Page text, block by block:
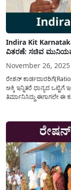
Indira Kit
ವಿತರಣೆ: ಸಚಿವ
November 26, 2025
ರೇಶನ್
ಅಕ್ಕಿ ಇನ್ನಿತರೆ ಧಾನ್ಯದ
ತಿರ್ಮಾನಿಸಿದ್ದು ಈಗಾಗಲೇ ಈ